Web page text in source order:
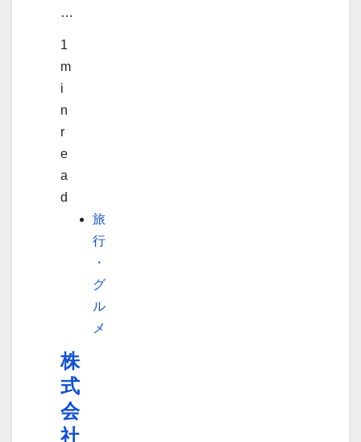
…
1
m
i
n
r
e
a
d
旅
行
・
グ
ル
メ
株
式
会
社